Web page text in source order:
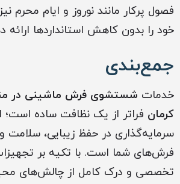
فصول پرکار مانند نوروز و ایام محرم
خود را بدون کاهش استانداردها ارائه
جمع‌بندی
خدمات شستشوی فرش ماشینی در
کرمان فراتر از یک نظافت ساده
سرمایه‌گذاری در حفظ زیبایی، سلامت
فرش‌های شما است. با تکیه بر
تخصصی و درک کامل از چالش‌های